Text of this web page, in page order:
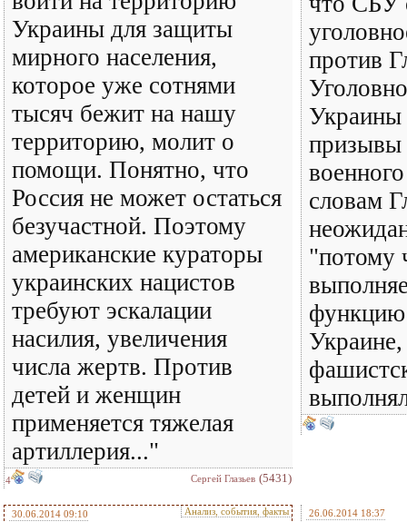
Украины для защиты
мирного населения,
которое уже сотнями
тысяч бежит на нашу
территорию, молит о
помощи. Понятно, что
Россия не может остаться
безучастной. Поэтому
американские кураторы
украинских нацистов
требуют эскалации
насилия, увеличения
числа жертв. Против
детей и женщин
применяется тяжелая
артиллерия..."
4 Сергей Глазьев (5431)
против
Украины
призывы
словам
"потому
функцию
Украине,
30.06.2014 09:10 Анализ, события, факты 26.06.2014 18:37